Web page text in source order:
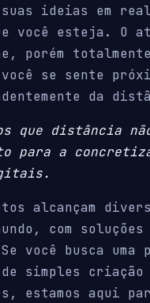
ideias em
você esteja. O
porém totalmente
se sente
da
que distância
para a
alcançam
com
você busca uma
de simples
estamos aqui